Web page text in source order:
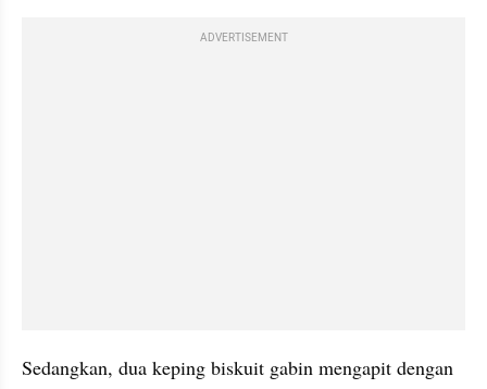
ADVERTISEMENT
Sedangkan, dua keping biskuit gabin mengapit dengan